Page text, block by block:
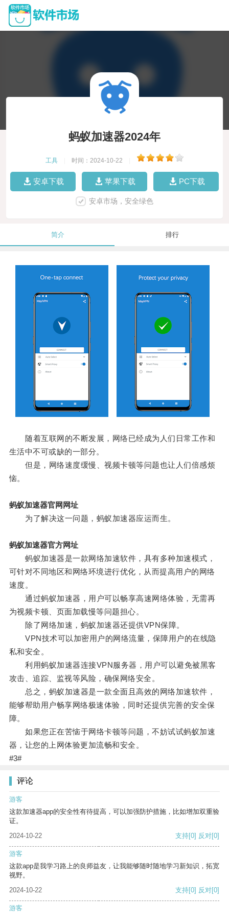
蚂蚁加速器2024年
工具 时间：2024-10-22
安卓下载 苹果下载 PC下载
安卓市场，安全绿色
简介 排行
随着互联网的不断发展，网络已经成为人们日常工作和
生活中不可或缺的一部分。
但是，网络速度缓慢、视频卡顿等问题也让人们倍感烦
恼。
蚂蚁加速器官网网址
为了解决这一问题，蚂蚁加速器应运而生。
蚂蚁加速器官方网址
蚂蚁加速器是一款网络加速软件，具有多种加速模式，
可针对不同地区和网络环境进行优化，从而提高用户的网络
速度。
通过蚂蚁加速器，用户可以畅享高速网络体验，无需再
为视频卡顿、页面加载慢等问题担心。
除了网络加速，蚂蚁加速器还提供VPN保障。
VPN技术可以加密用户的网络流量，保障用户的在线隐
私和安全。
利用蚂蚁加速器连接VPN服务器，用户可以避免被黑客
攻击、追踪、监视等风险，确保网络安全。
总之，蚂蚁加速器是一款全面且高效的网络加速软件，
能够帮助用户畅享网络极速体验，同时还提供完善的安全保
障。
如果您正在苦恼于网络卡顿等问题，不妨试试蚂蚁加速
器，让您的上网体验更加流畅和安全。
#3#
评论
游客
这款加速器app的安全性有待提高，可以加强防护措施，比如增加双重验
证。
2024-10-22
支持[0] 反对[0]
游客
这款app是我学习路上的良师益友，让我能够随时随地学习新知识，拓宽
视野。
2024-10-22
支持[0] 反对[0]
游客